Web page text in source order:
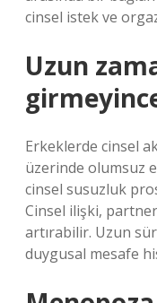
cinsel istek ve
Uzun
Erkeklerde cinsel
üzerinde olumsuz
cinsel susuzluk
Cinsel ilişki,
artırabilir. Uzun
duygusal mesafe